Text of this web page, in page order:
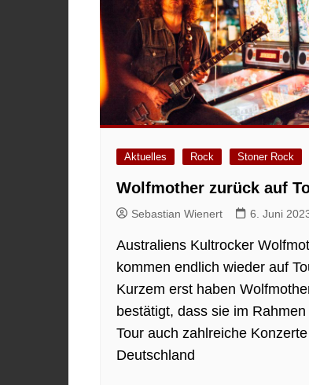
Aktuelles Rock Stoner Rock
Wolfmother zurück auf
Sebastian Wienert 6. Juni
Australiens Kultrocker
kommen endlich wieder auf
Kurzem erst haben
bestätigt, dass sie im
Tour auch zahlreiche
Deutschland